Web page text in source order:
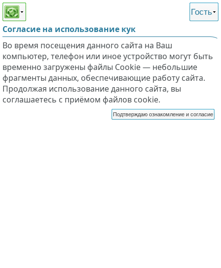
Этот сайт поддерживает
слабовидящих
Гость
Согласие на использование кук
Во время посещения данного сайта на Ваш
компьютер, телефон или иное устройство могут быть
временно загружены файлы Cookie — небольшие
фрагменты данных, обеспечивающие работу сайта.
Продолжая использование данного сайта, вы
соглашаетесь с приёмом файлов cookie.
Подтверждаю ознакомление и согласие